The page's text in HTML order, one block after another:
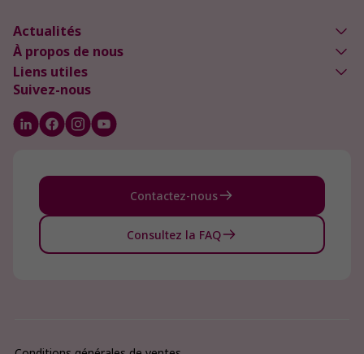
Actualités
À propos de nous
Liens utiles
Suivez-nous
Contactez-nous
Consultez la FAQ